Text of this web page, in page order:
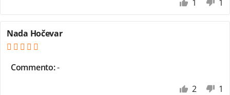
1 1
Nada Hočevar
Commento:-
2
1